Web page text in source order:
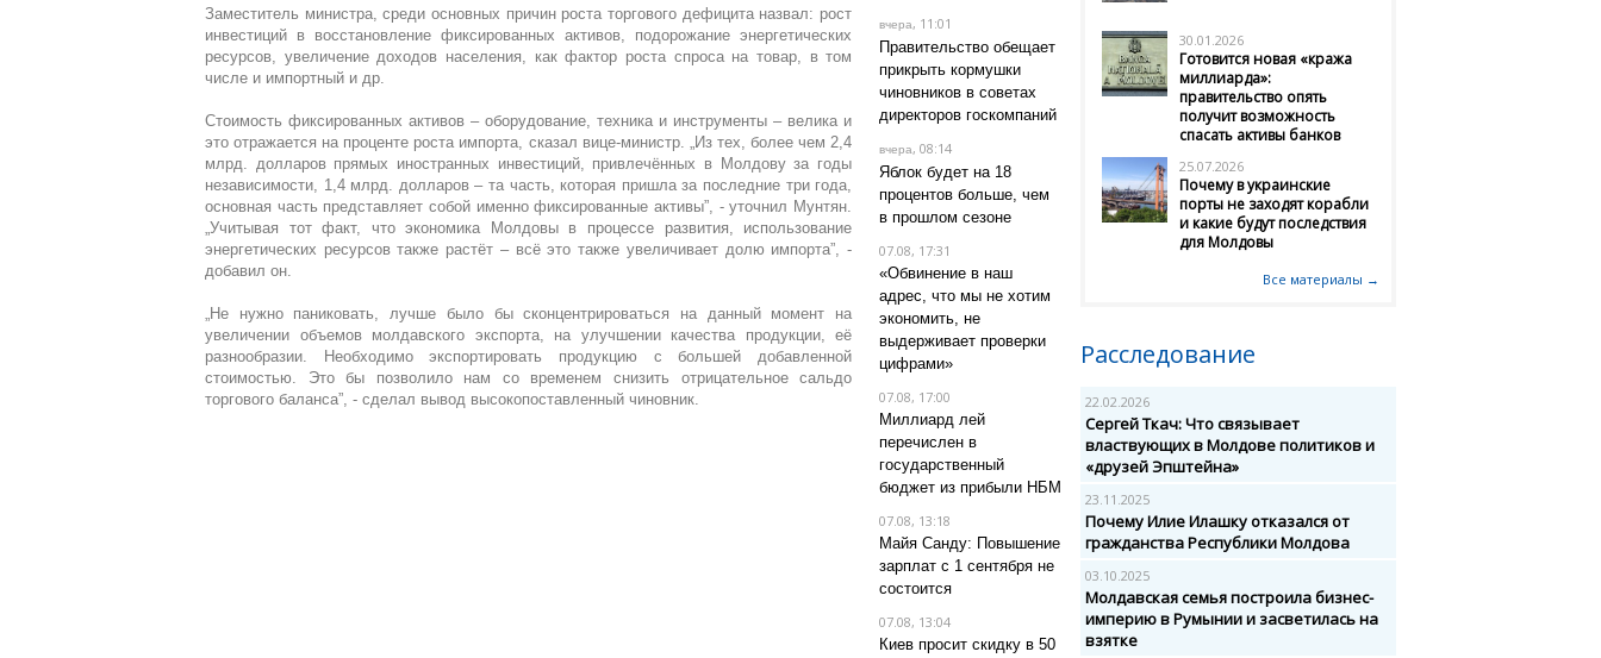
Заместитель министра, среди основных причин роста торгового дефицита назвал: рост
инвестиций в восстановление фиксированных активов, подорожание энергетических
ресурсов, увеличение доходов населения, как фактор роста спроса на товар, в том
числе и импортный и др.
Стоимость фиксированных активов – оборудование, техника и инструменты – велика и
это отражается на проценте роста импорта, сказал вице-министр. „Из тех, более чем 2,4
млрд. долларов прямых иностранных инвестиций, привлечённых в Молдову за годы
независимости, 1,4 млрд. долларов – та часть, которая пришла за последние три года,
основная часть представляет собой именно фиксированные активы”, - уточнил Мунтян.
„Учитывая тот факт, что экономика Молдовы в процессе развития, использование
энергетических ресурсов также растёт – всё это также увеличивает долю импорта”, -
добавил он.
„Не нужно паниковать, лучше было бы сконцентрироваться на данный момент на
увеличении объемов молдавского экспорта, на улучшении качества продукции, её
разнообразии. Необходимо экспортировать продукцию с большей добавленной
стоимостью. Это бы позволило нам со временем снизить отрицательное сальдо
торгового баланса”, - сделал вывод высокопоставленный чиновник.
вчера, 11:01
Правительство обещает
прикрыть кормушки
чиновников в советах
директоров госкомпаний
вчера, 08:14
Яблок будет на 18
процентов больше, чем
в прошлом сезоне
07.08, 17:31
«Обвинение в наш
адрес, что мы не хотим
экономить, не
выдерживает проверки
цифрами»
07.08, 17:00
Миллиард лей
перечислен в
государственный
бюджет из прибыли НБМ
07.08, 13:18
Майя Санду: Повышение
зарплат с 1 сентября не
состоится
07.08, 13:04
Киев просит скидку в 50
30.01.2026
Готовится новая «кража
миллиарда»:
правительство опять
получит возможность
спасать активы банков
25.07.2026
Почему в украинские
порты не заходят корабли
и какие будут последствия
для Молдовы
Все материалы →
Расследование
22.02.2026
Сергей Ткач: Что связывает
властвующих в Молдове политиков и
«друзей Эпштейна»
23.11.2025
Почему Илие Илашку отказался от
гражданства Республики Молдова
03.10.2025
Молдавская семья построила бизнес-
империю в Румынии и засветилась на
взятке